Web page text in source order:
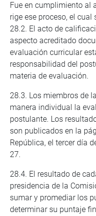
Fue en cumplimiento al
rige ese proceso, el cual
28.2. El acto de
aspecto acreditado
evaluación curricular
responsabilidad del
materia de evaluación.
28.3. Los miembros de
manera individual la
postulante. Los
son publicados en la
República, el tercer día
27.
28.4. El resultado de
presidencia de la
sumar y promediar los
determinar su puntaje